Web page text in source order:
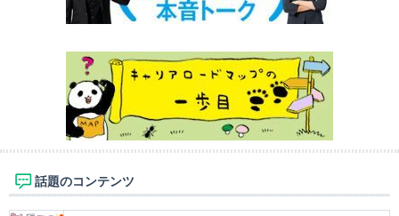
話題のコンテンツ